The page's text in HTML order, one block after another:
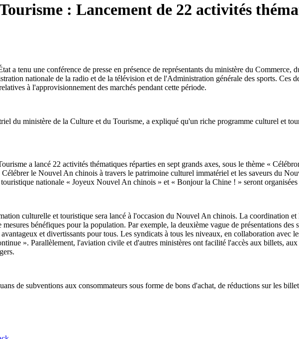
: Lancement de 22 activités
a tenu une conférence de presse en présence de représentants du ministère du Commerce,
nationale de la radio et de la télévision et de l'Administration générale des sports. Ces
à l'approvisionnement des marchés pendant cette période.
du ministère de la Culture et du Tourisme, a expliqué qu'un riche programme culturel et
a lancé 22 activités thématiques réparties en sept grands axes, sous le thème «
le Nouvel An chinois à travers le patrimoine culturel immatériel et les saveurs du
nationale « Joyeux Nouvel An chinois » et « Bonjour la Chine ! » seront
culturelle et touristique sera lancé à l'occasion du Nouvel An chinois. La coordination
bénéfiques pour la population. Par exemple, la deuxième vague de présentations des
et divertissants pour tous. Les syndicats à tous les niveaux, en collaboration avec
». Parallèlement, l'aviation civile et d'autres ministères ont facilité l'accès aux billets,
de subventions aux consommateurs sous forme de bons d'achat, de réductions sur les